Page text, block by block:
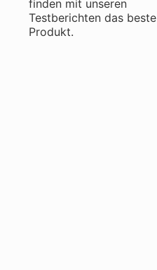
finden mit unseren
Testberichten das beste
Produkt.